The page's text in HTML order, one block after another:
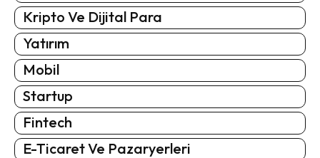
Kripto Ve Dijital Para
Yatırım
Mobil
Startup
Fintech
E-Ticaret Ve Pazaryerleri